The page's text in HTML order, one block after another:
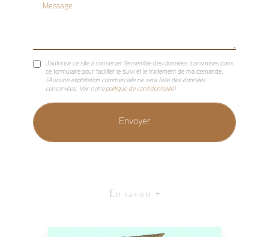
Message
J'autorise ce site à conserver l'ensemble des données transmises dans
ce formulaire pour faciliter le suivi et le traitement de ma demande.
(Aucune exploitation commerciale ne sera faite des données
conservées. Voir notre politique de confidentialité)
En savoir +